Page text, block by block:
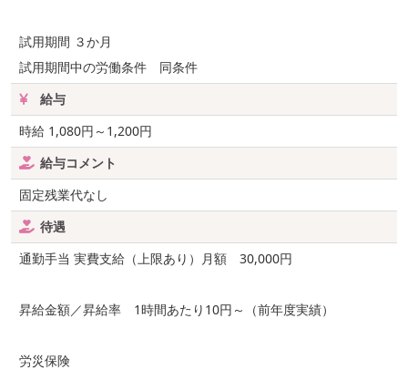
試用期間 ３か月
試用期間中の労働条件 同条件
給与
時給 1,080円～1,200円
給与コメント
固定残業代なし
待遇
通勤手当 実費支給（上限あり）月額 30,000円
昇給金額／昇給率 1時間あたり10円～（前年度実績）
労災保険